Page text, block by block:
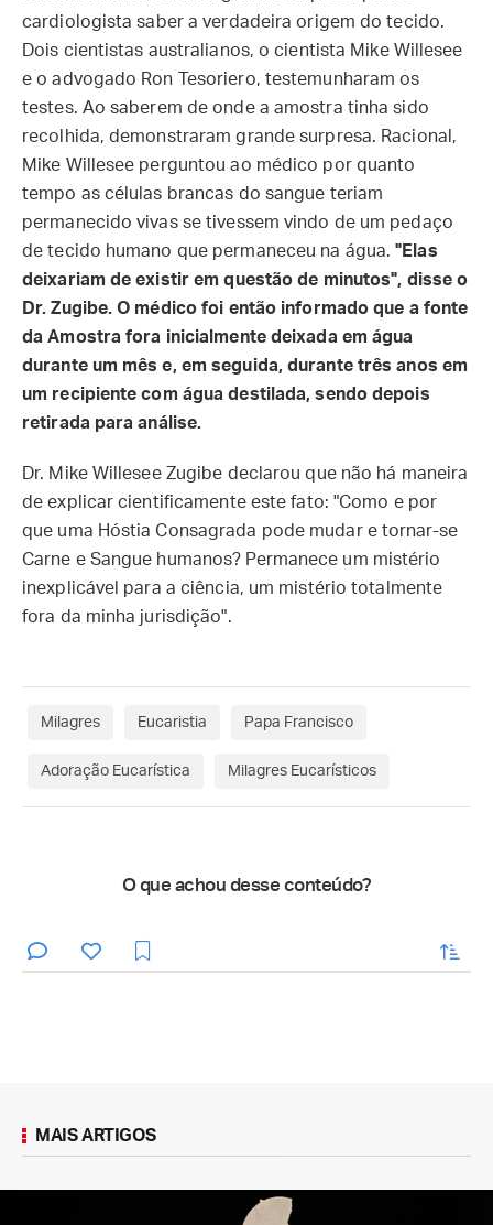
cardiologista saber a verdadeira origem do tecido.
Dois cientistas australianos, o cientista Mike Willesee
e o advogado Ron Tesoriero, testemunharam os
testes. Ao saberem de onde a amostra tinha sido
recolhida, demonstraram grande surpresa. Racional,
Mike Willesee perguntou ao médico por quanto
tempo as células brancas do sangue teriam
permanecido vivas se tivessem vindo de um pedaço
de tecido humano que permaneceu na água."Elas
deixariam de existir em questão de minutos", disse o
Dr. Zugibe. O médico foi então informado que a fonte
da Amostra fora inicialmente deixada em água
durante um mês e, em seguida, durante três anos em
um recipiente com água destilada, sendo depois
retirada para análise.
Dr. Mike Willesee Zugibe declarou que não há maneira
de explicar cientificamente este fato: "Como e por
que uma Hóstia Consagrada pode mudar e tornar-se
Carne e Sangue humanos? Permanece um mistério
inexplicável para a ciência, um mistério totalmente
fora da minha jurisdição".
Milagres Eucaristia Papa Francisco
Adoração Eucarística Milagres Eucarísticos
O que achou desse conteúdo?
enviar
MAIS ARTIGOS